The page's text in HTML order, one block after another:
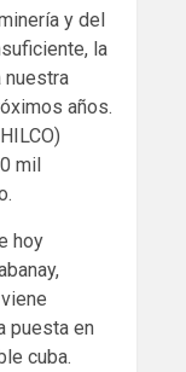
y del
la
nuestra
años.
mil
hoy
puesta en
cuba.